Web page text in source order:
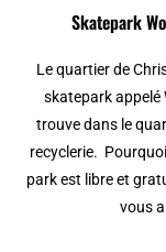
Skatepark
Le quartier de
skatepark appelé
trouve dans le
recyclerie.
park est libre et
vous